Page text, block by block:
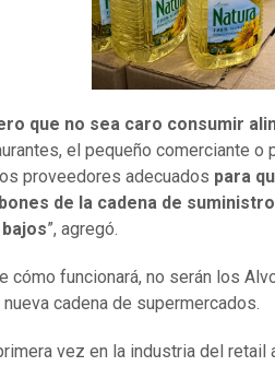
que no sea caro consumir
el pequeño comerciante o
proveedores adecuados para
de la cadena de
”, agregó.
cómo funcionará, no serán los
cadena de supermercados.
vez en la industria del